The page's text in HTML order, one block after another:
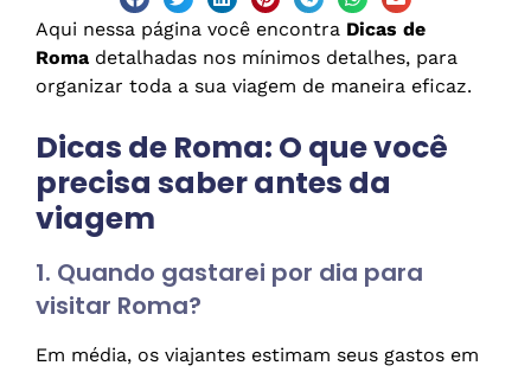
Aqui nessa página você encontra Dicas de
Roma detalhadas nos mínimos detalhes, para
organizar toda a sua viagem de maneira eficaz.
Dicas de Roma: O que você
precisa saber antes da
viagem
1. Quando gastarei por dia para
visitar Roma?
Em média, os viajantes estimam seus gastos em